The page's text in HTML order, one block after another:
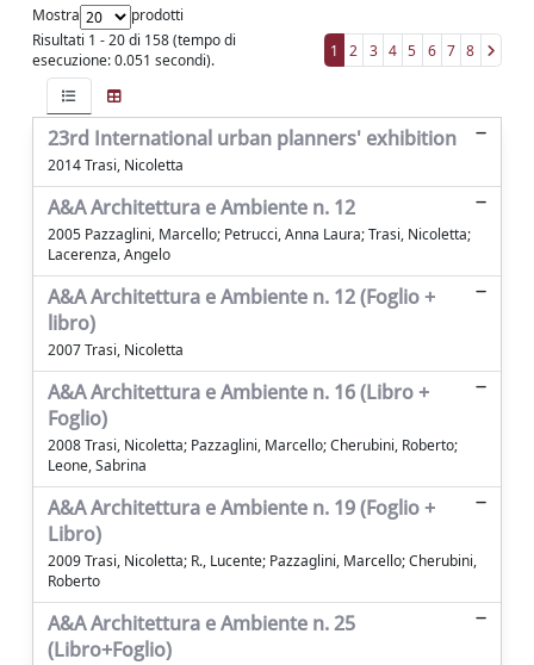
Mostra
prodotti
Risultati 1 - 20 di 158 (tempo di
esecuzione: 0.051 secondi).
1 2 3 4 5 6 7 8
23rd International urban planners' exhibition
2014 Trasi, Nicoletta
A&A Architettura e Ambiente n. 12
2005 Pazzaglini, Marcello; Petrucci, Anna Laura; Trasi, Nicoletta;
Lacerenza, Angelo
A&A Architettura e Ambiente n. 12 (Foglio +
libro)
2007 Trasi, Nicoletta
A&A Architettura e Ambiente n. 16 (Libro +
Foglio)
2008 Trasi, Nicoletta; Pazzaglini, Marcello; Cherubini, Roberto;
Leone, Sabrina
A&A Architettura e Ambiente n. 19 (Foglio +
Libro)
2009 Trasi, Nicoletta; R., Lucente; Pazzaglini, Marcello; Cherubini,
Roberto
A&A Architettura e Ambiente n. 25
(Libro+Foglio)